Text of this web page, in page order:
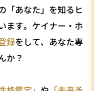
あなた」を知るヒ
ます。ケイナー・ホ
録をして、あなた専
か？